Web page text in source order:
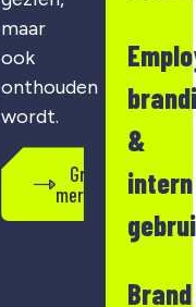
maar
ook
onthouden
wordt.
Gratis
merkscan
&
intern
Brand